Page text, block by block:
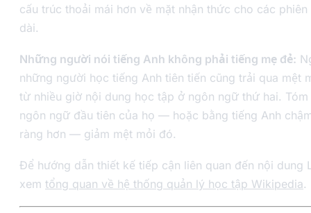
cấu trúc thoải mái hơn về mặt nhận thức cho các
dài.
Những người nói tiếng Anh không phải tiếng mẹ đẻ:
những người học tiếng Anh tiên tiến cũng trải qua mệt
từ nhiều giờ nội dung học tập ở ngôn ngữ thứ hai.
ngôn ngữ đầu tiên của họ — hoặc bằng tiếng Anh
ràng hơn — giảm mệt mỏi đó.
Để hướng dẫn thiết kế tiếp cận liên quan đến nội dung
xem tổng quan về hệ thống quản lý học tập Wikipedia.